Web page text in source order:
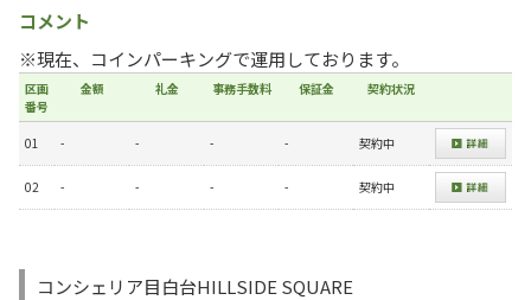
コメント
※現在、コインパーキングで運用しております。
区画
番号
金額 礼金 事務手数料 保証金 契約状況
01 - - - - 契約中
02 - - - - 契約中
コンシェリア目白台HILLSIDE SQUARE